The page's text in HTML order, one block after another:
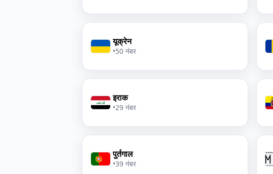
यूक्रेन
•50 नंबर
इराक
•29 नंबर
पुर्तगाल
•39 नंबर